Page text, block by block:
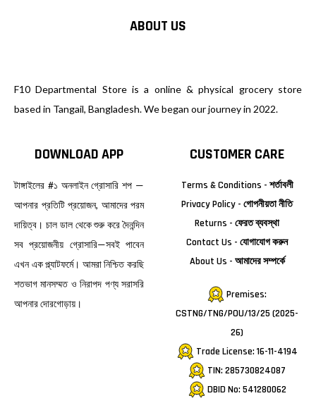
ABOUT US
F10 Departmental Store is a online & physical grocery store
based in Tangail, Bangladesh. We began our journey in 2022.
DOWNLOAD APP
টাঙ্গাইলের #১ অনলাইন গ্রোসারি শপ —
আপনার প্রতিটি প্রয়োজন, আমাদের পরম
দায়িত্ব। চাল ডাল থেকে শুরু করে দৈনন্দিন
সব প্রয়োজনীয় গ্রোসারি—সবই পাবেন
এখন এক প্ল্যাটফর্মে। আমরা নিশ্চিত করছি
শতভাগ মানসম্মত ও নিরাপদ পণ্য সরাসরি
আপনার দোরগোড়ায়।
CUSTOMER CARE
Terms & Conditions - শর্তাবলী
Privacy Policy - গোপনীয়তা নীতি
Returns - ফেরত ব্যবস্থা
Contact Us - যোগাযোগ করুন
About Us - আমাদের সম্পর্কে
Premises:
CSTNG/TNG/POU/13/25 (2025-
26)
Trade License: 16-11-4194
TIN: 285730824087
DBID No: 541280062